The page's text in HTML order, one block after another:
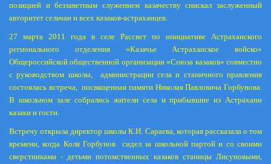
позицией и беззаветным служением казачеству снискал заслуженный
авторитет сельчан и всех казаков-астраханцев.
27 марта 2011 года в селе Рассвет по инициативе Астраханского
регионального отделения «Казачье Астраханское войско»
Общероссийской общественной организации «Союза казаков» совместно
с руководством школы,
администрации села и станичного правления
состоялась встреча, посвященная памяти Николая Павловича Горбунова.
В школьном зале собрались жители села и прибывшие из Астрахани
казаки и гости.
Встречу открыла директор школы К.И. Сараева, которая рассказала о том
времени, когда Коля Горбунов
сидел за школьной партой и со своими
сверстниками - детьми потомственных казаков станицы Лисуновыми,